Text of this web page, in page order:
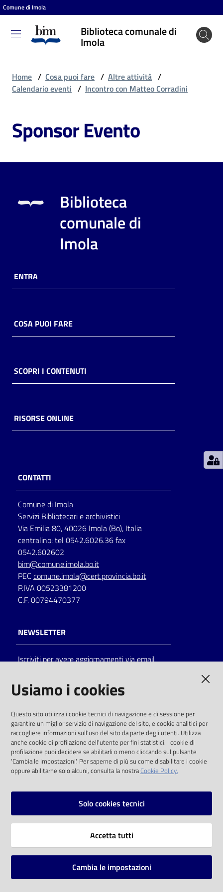
Vai al contenuto
Vai alla navigazione
Vai al footer
Comune di Imola
Biblioteca comunale di
Imola
Biblioteca
comunale
puoi
Risorse
online
Casa
Piani
storico
per
lettura
Seguici
su
Catalogo
on line
Eventi
Chiedi al
bibliotecario
Home / Cosa puoi fare / Altre attività /
Calendario eventi / Incontro con Matteo Corradini
Sponsor Evento
Biblioteca
comunale di
Imola
ENTRA
COSA PUOI FARE
SCOPRI I CONTENUTI
RISORSE ONLINE
CONTATTI
Comune di Imola
Servizi Bibliotecari e archivistici
Via Emilia 80, 40026 Imola (Bo), Italia
centralino: tel 0542.6026.36 fax
0542.602602
bim@comune.imola.bo.it
PEC comune.imola@cert.provincia.bo.it
P.IVA 00523381200
C.F. 00794470377
NEWSLETTER
Iscriviti per avere aggiornamenti via email
solo alle condizioni previste dalla direttiva
comunitaria 2003/98/CE e dal d.lgs. 36/2006
SOCIAL
Instagram
Vai alla pagina
Mappa del sito
Usiamo i cookies
Questo sito utilizza i cookie tecnici di navigazione e di sessione per
garantire un miglior servizio di navigazione del sito, e cookie analitici per
raccogliere informazioni sull'uso del sito da parte degli utenti. Utilizza
anche cookie di profilazione dell'utente per fini statistici. I cookie di
profilazione puoi decidere se abilitarli o meno cliccando sul pulsante
'Cambia le impostazioni'. Per saperne di più su come disabilitare i cookie
oppure abilitarne solo alcuni, consulta la nostraCookie Policy.
Solo cookies tecnici
Accetta tutti
Cambia le impostazioni